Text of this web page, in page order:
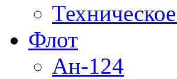
Флот
Ан-124